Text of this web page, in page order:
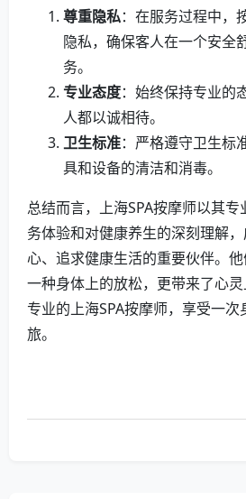
尊重隐私：在服务过程中，
隐私，确保客人在一个安全
务。
专业态度：始终保持专业的
人都以诚相待。
卫生标准：严格遵守卫生标
具和设备的清洁和消毒。
总结而言，上海SPA按摩师以其
务体验和对健康养生的深刻理解
心、追求健康生活的重要伙伴。
一种身体上的放松，更带来了心
专业的上海SPA按摩师，享受一
旅。